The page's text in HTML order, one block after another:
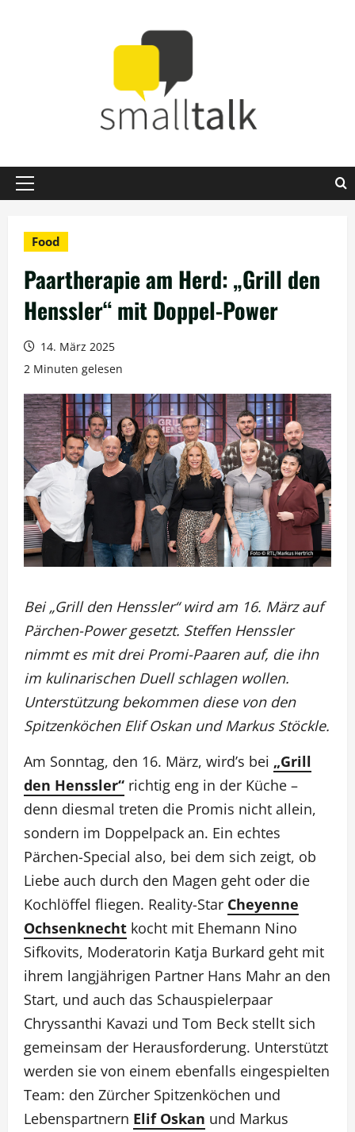
Primäres
Food
Paartherapie am Herd: „Grill den
Henssler“ mit Doppel-Power
14. März 2025
2 Minuten gelesen
Bei „Grill den Henssler“ wird am 16. März auf
Pärchen-Power gesetzt. Steffen Henssler
nimmt es mit drei Promi-Paaren auf, die ihn
im kulinarischen Duell schlagen wollen.
Unterstützung bekommen diese von den
Spitzenköchen Elif Oskan und Markus Stöckle.
Am Sonntag, den 16. März, wird’s bei „Grill
den Henssler“ richtig eng in der Küche –
denn diesmal treten die Promis nicht allein,
sondern im Doppelpack an. Ein echtes
Pärchen-Special also, bei dem sich zeigt, ob
Liebe auch durch den Magen geht oder die
Kochlöffel fliegen. Reality-Star Cheyenne
Ochsenknecht kocht mit Ehemann Nino
Sifkovits, Moderatorin Katja Burkard geht mit
ihrem langjährigen Partner Hans Mahr an den
Start, und auch das Schauspielerpaar
Chryssanthi Kavazi und Tom Beck stellt sich
gemeinsam der Herausforderung. Unterstützt
werden sie von einem ebenfalls eingespielten
Team: den Zürcher Spitzenköchen und
Lebenspartnern Elif Oskan und Markus